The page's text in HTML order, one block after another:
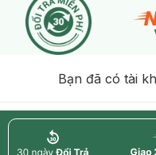
Bạn đã có tài